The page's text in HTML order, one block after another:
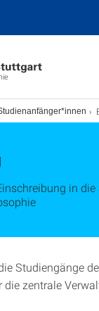
in
Studiengänge
zentrale